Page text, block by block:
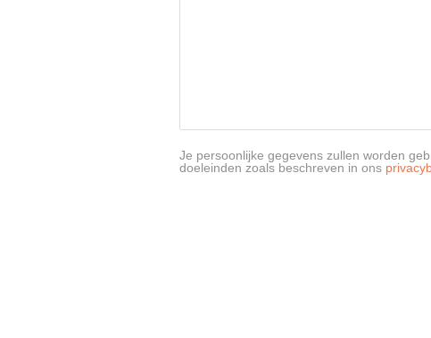
Je persoonlijke gegevens zullen worden
doeleinden zoals beschreven in ons